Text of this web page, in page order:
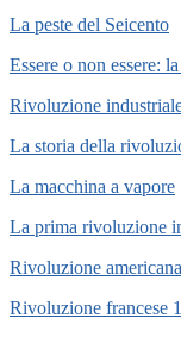
La peste del Seicento
Essere o non essere:
Rivoluzione
La storia della
La macchina a vapore
La prima rivoluzione
Rivoluzione americana
Rivoluzione francese 1